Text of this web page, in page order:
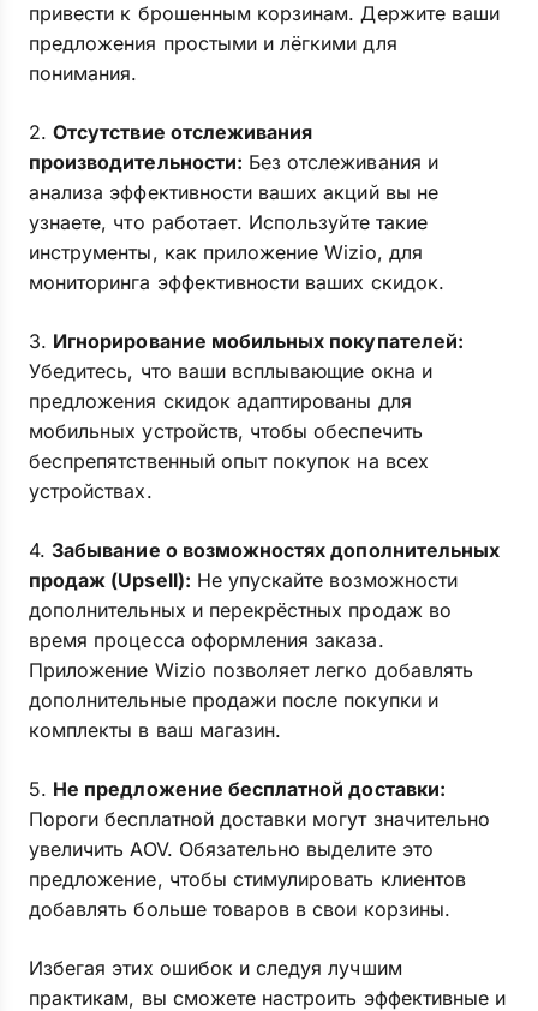
привести к брошенным корзинам. Держите ваши
предложения простыми и лёгкими для
понимания.
2.Отсутствие отслеживания
производительности: Без отслеживания и
анализа эффективности ваших акций вы не
узнаете, что работает. Используйте такие
инструменты, как приложение Wizio, для
мониторинга эффективности ваших скидок.
3. Игнорирование мобильных покупателей:
Убедитесь, что ваши всплывающие окна и
предложения скидок адаптированы для
мобильных устройств, чтобы обеспечить
беспрепятственный опыт покупок на всех
устройствах.
4.Забывание о возможностях дополнительных
продаж (Upsell): Не упускайте возможности
дополнительных и перекрёстных продаж во
время процесса оформления заказа.
Приложение Wizio позволяет легко добавлять
дополнительные продажи после покупки и
комплекты в ваш магазин.
5. Не предложение бесплатной доставки:
Пороги бесплатной доставки могут значительно
увеличить AOV. Обязательно выделите это
предложение, чтобы стимулировать клиентов
добавлять больше товаров в свои корзины.
Избегая этих ошибок и следуя лучшим
практикам, вы сможете настроить эффективные и